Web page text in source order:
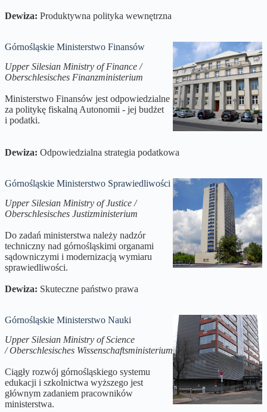
Dewiza: Produktywna polityka wewnętrzna
Górnośląskie Ministerstwo Finansów
Upper Silesian Ministry of Finance /
Oberschlesisches Finanzministerium
Ministerstwo Finansów jest odpowiedzialne
za politykę fiskalną Autonomii - jej budżet
i podatki.
Dewiza: Odpowiedzialna strategia podatkowa
Górnośląskie Ministerstwo Sprawiedliwości
Upper Silesian Ministry of Justice /
Oberschlesisches Justizministerium
Do zadań ministerstwa należy nadzór
techniczny nad górnośląskimi organami
sądowniczymi i modernizacją wymiaru
sprawiedliwości.
Dewiza: Skuteczne państwo prawa
Górnośląskie Ministerstwo Nauki
Upper Silesian Ministry of Science
/ Oberschlesisches Wissenschaftsministerium
Ciągły rozwój górnośląskiego systemu
edukacji i szkolnictwa wyższego jest
głównym zadaniem pracowników
ministerstwa.